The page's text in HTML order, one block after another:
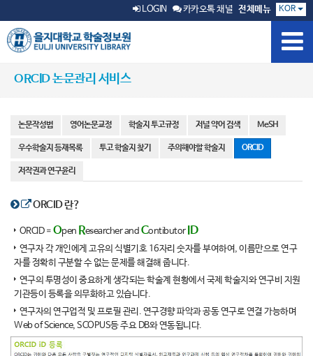
LOGIN 카카오톡 채널 전체메뉴 KOR
ORCID 논문관리 서비스
논문작성법 영어논문교정 학술지 투고규정 저널 약어 검색 MeSH
우수학술지 등재목록 투고 학술지 찾기 주의해야할 학술지 ORCID
저작권과 연구윤리
ORCID 란?
ORCID = Open Researcher and Contibutor ID
연구자 각 개인에게 고유의 식별기호 16자리 숫자를 부여하여, 이름만으로 연구
자를 정확히 구분할 수 없는 문제를 해결해 줍니다.
연구의 투명성이 중요하게 생각되는 학술계 현황에서 국제 학술지와 연구비 지원
기관등이 등록을 의무화하고 있습니다.
연구자의 연구업적 및 프로필 관리. 연구경향 파악과 공동 연구로 연결 가능하며
Web of Science, SCOPUS등 주요 DB와 연동됩니다.